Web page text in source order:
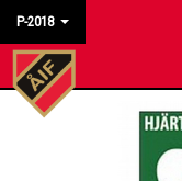
P-2018
HEM